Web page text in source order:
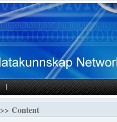
|
>> Content